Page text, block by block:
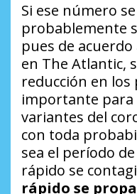
Si ese número
probablemente
pues de
en The Atlantic,
reducción en
importante para
variantes del
con toda
sea el período
rápido se
rápido se